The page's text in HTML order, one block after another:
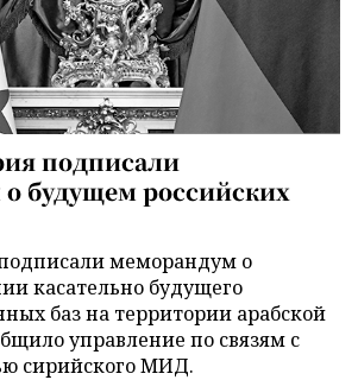
подписали
будущем российских
меморандум о
касательно будущего
баз на территории арабской
управление по связям с
сирийского МИД.